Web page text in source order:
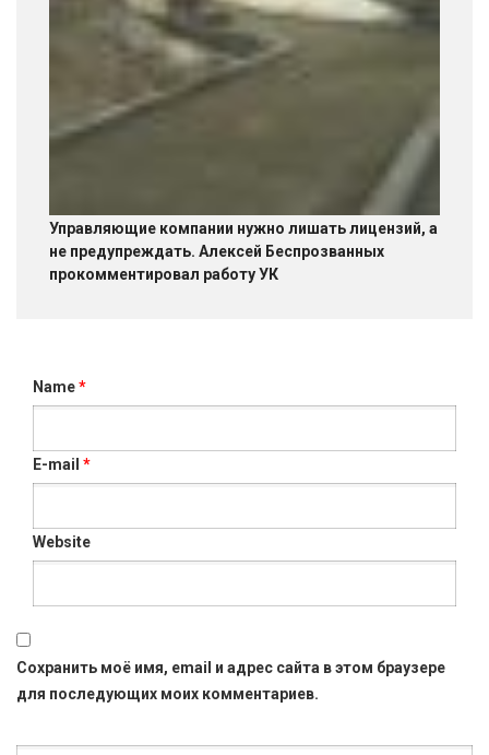
Управляющие компании нужно лишать лицензий, а
не предупреждать. Алексей Беспрозванных
прокомментировал работу УК
Name*
E-mail *
Website
Сохранить моё имя, email и адрес сайта в этом браузере
для последующих моих комментариев.